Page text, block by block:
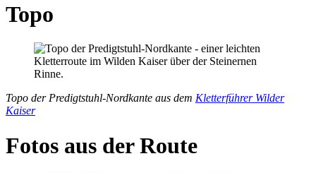
Topo
Topo der Predigtstuhl-Nordkante aus dem Kletterführer Wilder
Kaiser
Fotos aus der Route